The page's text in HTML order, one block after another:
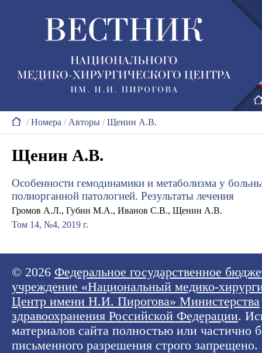
/Номера / Авторы /Щенин А.В.
Щенин А.В.
Особенности гемодинамики и метаболизма у
полиорганной патологией. Результаты лечения
Громов А.Л., Губин М.А., Иванов С.В., Щенин А.В.
Том 14, №4, 2019 г.
© 2026 Федеральное государственное
учреждение «Национальный медико-
Центр имени Н.И. Пирогова» Министерства
здравоохранения Российской Федерации.
материалов сайта полностью или частично
письменного разрешения строго запрещено.